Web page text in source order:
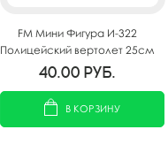
FM Мини Фигура И-322
Полицейский вертолет 25см
Х 43см
40.00 руб.
В КОРЗИНУ